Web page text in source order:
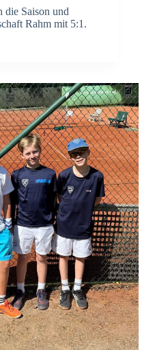
die Saison und
Rahm mit 5:1.